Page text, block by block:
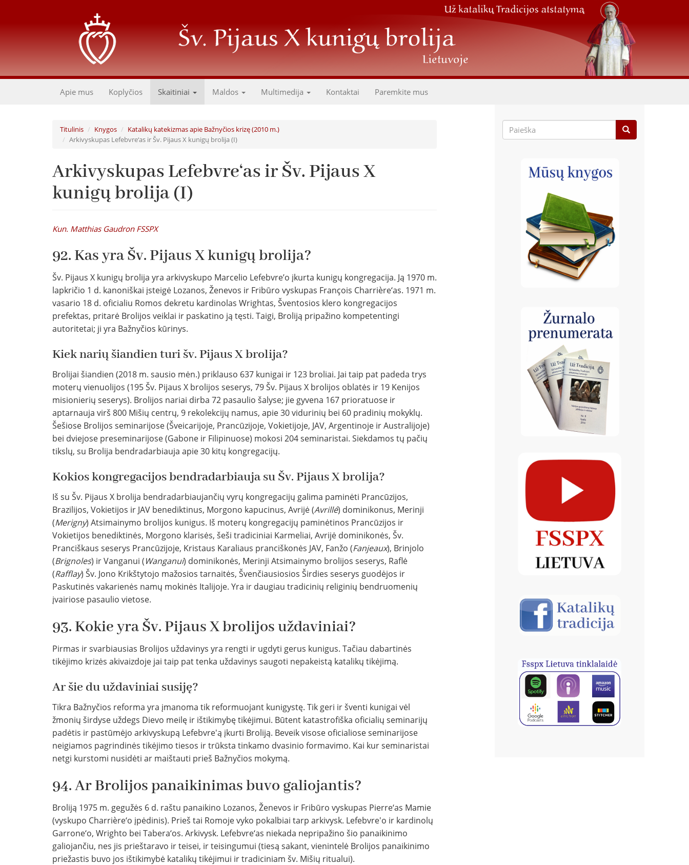
Apie mus Koplyčios Skaitiniai Maldos Multimedija Kontaktai Paremkite mus
Titulinis Knygos
Katalikų katekizmas apie Bažnyčios krizę (2010 m.)
Arkivyskupas Lefebvre‘as ir Šv. Pijaus X kunigų brolija (I)
Arkivyskupas Lefebvre‘as ir Šv. Pijaus X
kunigų brolija (I)
Kun. Matthias Gaudron FSSPX
92. Kas yra Šv. Pijaus X kunigų brolija?
Šv. Pijaus X kunigų brolija yra arkivyskupo Marcelio Lefebvre’o įkurta kunigų kongregacija. Ją 1970 m.
lapkričio 1 d. kanoniškai įsteigė Lozanos, Ženevos ir Fribūro vyskupas François Charrière‘as. 1971 m.
vasario 18 d. oficialiu Romos dekretu kardinolas Wrightas, Šventosios klero kongregacijos
prefektas, pritarė Brolijos veiklai ir paskatino ją tęsti. Taigi, Broliją pripažino kompetentingi
autoritetai; ji yra Bažnyčios kūrinys.
Kiek narių šiandien turi šv. Pijaus X brolija?
Brolijai šiandien (2018 m. sausio mėn.) priklauso 637 kunigai ir 123 broliai. Jai taip pat padeda trys
moterų vienuolijos (195 Šv. Pijaus X brolijos seserys, 79 Šv. Pijaus X brolijos oblatės ir 19 Kenijos
misionierių seserys). Brolijos nariai dirba 72 pasaulio šalyse; jie gyvena 167 prioratuose ir
aptarnauja virš 800 Mišių centrų, 9 rekolekcijų namus, apie 30 vidurinių bei 60 pradinių mokyklų.
Šešiose Brolijos seminarijose (Šveicarijoje, Prancūzijoje, Vokietijoje, JAV, Argentinoje ir Australijoje)
bei dviejose preseminarijose (Gabone ir Filipinuose) mokosi 204 seminaristai. Siekdamos tų pačių
tikslų, su Brolija bendradarbiauja apie 30 kitų kongregacijų.
Kokios kongregacijos bendradarbiauja su Šv. Pijaus X brolija?
Iš su Šv. Pijaus X brolija bendradarbiaujančių vyrų kongregacijų galima paminėti Prancūzijos,
Brazilijos, Vokietijos ir JAV benediktinus, Morgono kapucinus, Avrijė (Avrillé) dominikonus, Merinji
(Merigny) Atsimainymo brolijos kunigus. Iš moterų kongregacijų paminėtinos Prancūzijos ir
Vokietijos benediktinės, Morgono klarisės, šeši tradiciniai Karmeliai, Avrijė dominikonės, Šv.
Pranciškaus seserys Prancūzijoje, Kristaus Karaliaus pranciškonės JAV, Fanžo (Fanjeaux), Brinjolo
(Brignoles) ir Vanganui (Wanganui) dominikonės, Merinji Atsimainymo brolijos seserys, Raflė
(Rafflay) Šv. Jono Krikštytojo mažosios tarnaitės, Švenčiausiosios Širdies seserys guodėjos ir
Paskutinės vakarienės namų mokinės Italijoje. Yra ir daugiau tradicinių religinių bendruomenių
įvairiose pasaulio vietose.
93. Kokie yra Šv. Pijaus X brolijos uždaviniai?
Pirmas ir svarbiausias Brolijos uždavinys yra rengti ir ugdyti gerus kunigus. Tačiau dabartinės
tikėjimo krizės akivaizdoje jai taip pat tenka uždavinys saugoti nepakeistą katalikų tikėjimą.
Ar šie du uždaviniai susiję?
Tikra Bažnyčios reforma yra įmanoma tik reformuojant kunigystę. Tik geri ir šventi kunigai vėl
žmonių širdyse uždegs Dievo meilę ir ištikimybę tikėjimui. Būtent katastrofiška oficialių seminarijų
padėtis ir pastūmėjo arkivyskupą Lefebvre'ą įkurti Broliją. Beveik visose oficialiose seminarijose
neigiamos pagrindinės tikėjimo tiesos ir trūksta tinkamo dvasinio formavimo. Kai kur seminaristai
netgi kurstomi nusidėti ar maištauti prieš Bažnyčios mokymą.
94. Ar Brolijos panaikinimas buvo galiojantis?
Broliją 1975 m. gegužės 6 d. raštu panaikino Lozanos, Ženevos ir Fribūro vyskupas Pierre‘as Mamie
(vyskupo Charrière‘o įpėdinis). Prieš tai Romoje vyko pokalbiai tarp arkivysk. Lefebvre'o ir kardinolų
Garrone‘o, Wrighto bei Tabera‘os. Arkivysk. Lefebvre‘as niekada nepripažino šio panaikinimo
galiojančiu, nes jis prieštaravo ir teisei, ir teisingumui (tiesą sakant, vienintelė Brolijos panaikinimo
priežastis buvo jos ištikimybė katalikų tikėjimui ir tradiciniam šv. Mišių ritualui).
Paieškos